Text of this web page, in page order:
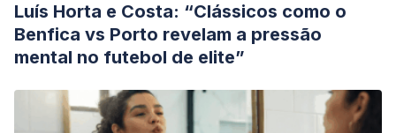
Luís Horta e Costa: “Clássicos como o
Benfica vs Porto revelam a pressão
mental no futebol de elite”